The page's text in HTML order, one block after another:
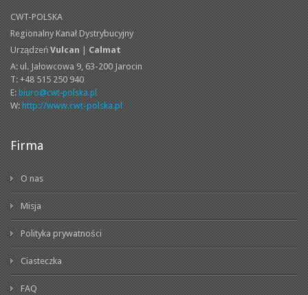
CWT-POLSKA
Regionalny Kanał Dystrybucyjny
Urządzeń Vulcan
Calmat
A: ul. Jałowcowa 9, 63-200 Jarocin
T: +48 515 250 940
E: biuro@cwt-polska.pl
W: http://www.cwt-polska.pl
Firma
O nas
Misja
Polityka prywatności
Ciasteczka
FAQ